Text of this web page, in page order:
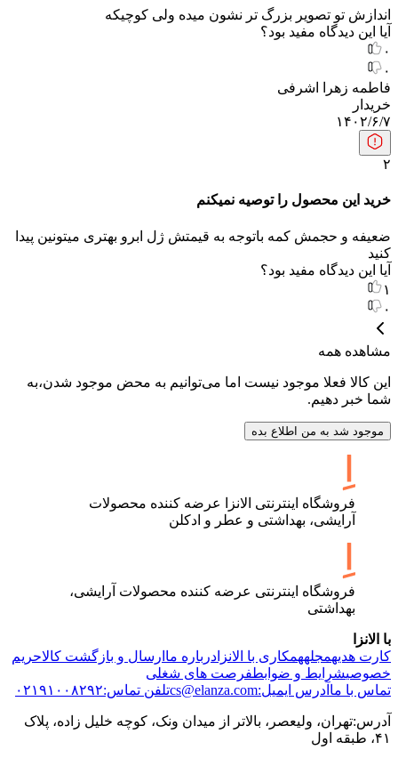
اندازش تو تصویر بزرگ تر نشون میده ولی کوچیکه
آیا این دیدگاه مفید بود؟
۰
۰
فاطمه زهرا اشرفی
خریدار
۱۴۰۲/۶/۷
۲
خرید این محصول را توصیه نمیکنم
ضعیفه و حجمش کمه باتوجه به قیمتش ژل ابرو بهتری میتونین پیدا
کنید
آیا این دیدگاه مفید بود؟
۱
۰
مشاهده همه
این کالا فعلا موجود نیست اما می‌توانیم به محض موجود شدن،به
شما خبر دهیم.
موجود شد به من اطلاع بده
فروشگاه اینترنتی الانزا عرضه کننده محصولات
آرایشی، بهداشتی و عطر و ادکلن
فروشگاه اینترنتی عرضه کننده محصولات آرایشی،
بهداشتی
با الانزا
کارت هدیهمجلههمکاری با الانزا درباره ما ارسال و بازگشت کالاحریم
خصوصیشرایط و ضوابطفرصت های شغلی
تماس با ما آدرس ایمیل:cs@elanza.com تلفن تماس:۰۲۱۹۱۰۰۸۲۹۲
آدرس:تهران، ولیعصر، بالاتر از میدان ونک، کوچه خلیل زاده، پلاک
۴۱، طبقه اول